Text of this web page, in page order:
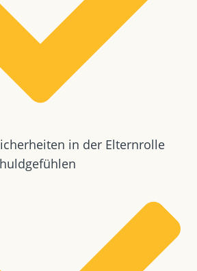
in der Elternrolle